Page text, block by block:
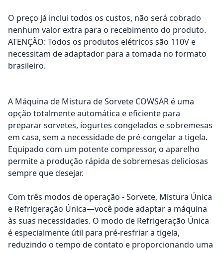
O preço já inclui todos os custos, não será cobrado
nenhum valor extra para o recebimento do produto.
ATENÇÃO: Todos os produtos elétricos são 110V e
necessitam de adaptador para a tomada no formato
brasileiro.
A Máquina de Mistura de Sorvete COWSAR é uma
opção totalmente automática e eficiente para
preparar sorvetes, iogurtes congelados e sobremesas
em casa, sem a necessidade de pré-congelar a tigela.
Equipado com um potente compressor, o aparelho
permite a produção rápida de sobremesas deliciosas
sempre que desejar.
Com três modos de operação - Sorvete, Mistura Única
e Refrigeração Única—você pode adaptar a máquina
às suas necessidades. O modo de Refrigeração Única
é especialmente útil para pré-resfriar a tigela,
reduzindo o tempo de contato e proporcionando uma